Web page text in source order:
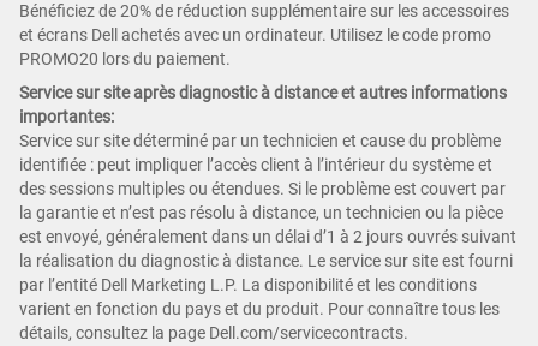
Bénéficiez de 20% de réduction supplémentaire sur les accessoires
et écrans Dell achetés avec un ordinateur. Utilisez le code promo
PROMO20 lors du paiement.
Service sur site après diagnostic à distance et autres informations
importantes:
Service sur site déterminé par un technicien et cause du problème
identifiée : peut impliquer l’accès client à l’intérieur du système et
des sessions multiples ou étendues. Si le problème est couvert par
la garantie et n’est pas résolu à distance, un technicien ou la pièce
est envoyé, généralement dans un délai d’1 à 2 jours ouvrés suivant
la réalisation du diagnostic à distance. Le service sur site est fourni
par l’entité Dell Marketing L.P. La disponibilité et les conditions
varient en fonction du pays et du produit. Pour connaître tous les
détails, consultez la page Dell.com/servicecontracts.